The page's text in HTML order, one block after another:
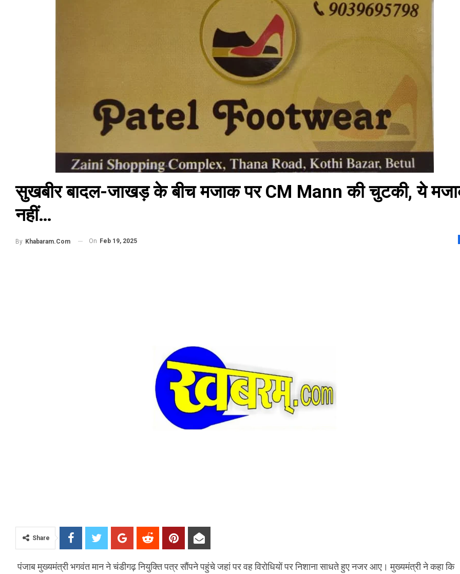
सुखबीर बादल-जाखड़ के बीच मजाक पर CM Mann की चुटकी, ये
नहीं…
By Khabaram.Com On Feb 19, 2025
Share
पंजाब मुख्यमंत्री भगवंत मान ने चंडीगढ़ नियुक्ति पत्र सौंपने पहुंचे जहां पर वह विरोधियों पर निशाना साधते हुए नजर आए। मुख्यमंत्री ने कहा कि